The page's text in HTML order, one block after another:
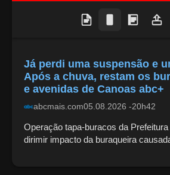
Já perdi uma suspensão e
Após a chuva, restam os
e avenidas de Canoas abc+
abcmais.com05.08.2026 -20h42
Operação tapa-buracos da
dirimir impacto da buraqueira